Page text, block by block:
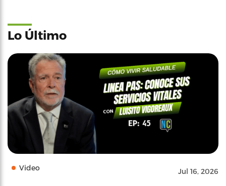
Lo Último
Video Jul 16, 2026